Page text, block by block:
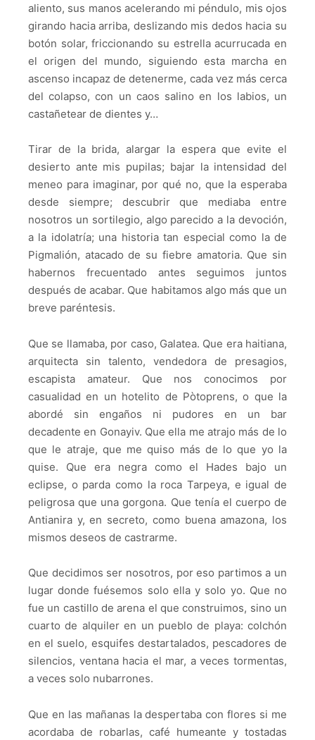
aliento, sus manos acelerando mi péndulo, mis ojos
girando hacia arriba, deslizando mis dedos hacia su
botón solar, friccionando su estrella acurrucada en
el origen del mundo, siguiendo esta marcha en
ascenso incapaz de detenerme, cada vez más cerca
del colapso, con un caos salino en los labios, un
castañetear de dientes y…
Tirar de la brida, alargar la espera que evite el
desierto ante mis pupilas; bajar la intensidad del
meneo para imaginar, por qué no, que la esperaba
desde siempre; descubrir que mediaba entre
nosotros un sortilegio, algo parecido a la devoción,
a la idolatría; una historia tan especial como la de
Pigmalión, atacado de su fiebre amatoria. Que sin
habernos frecuentado antes seguimos juntos
después de acabar. Que habitamos algo más que un
breve paréntesis.
Que se llamaba, por caso, Galatea. Que era haitiana,
arquitecta sin talento, vendedora de presagios,
escapista amateur. Que nos conocimos por
casualidad en un hotelito de Pòtoprens, o que la
abordé sin engaños ni pudores en un bar
decadente en Gonayiv. Que ella me atrajo más de lo
que le atraje, que me quiso más de lo que yo la
quise. Que era negra como el Hades bajo un
eclipse, o parda como la roca Tarpeya, e igual de
peligrosa que una gorgona. Que tenía el cuerpo de
Antianira y, en secreto, como buena amazona, los
mismos deseos de castrarme.
Que decidimos ser nosotros, por eso partimos a un
lugar donde fuésemos solo ella y solo yo. Que no
fue un castillo de arena el que construimos, sino un
cuarto de alquiler en un pueblo de playa: colchón
en el suelo, esquifes destartalados, pescadores de
silencios, ventana hacia el mar, a veces tormentas,
a veces solo nubarrones.
Que en las mañanas la despertaba con flores si me
acordaba de robarlas, café humeante y tostadas